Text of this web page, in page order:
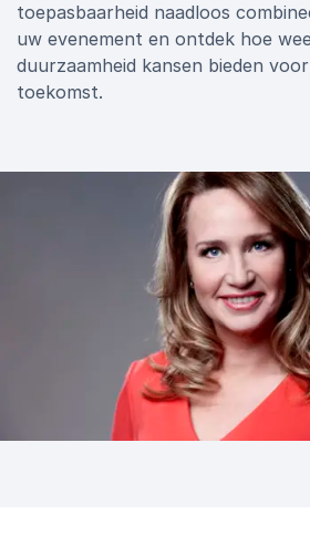
toepasbaarheid naadloos
uw evenement en ontdek hoe
duurzaamheid kansen bieden
toekomst.